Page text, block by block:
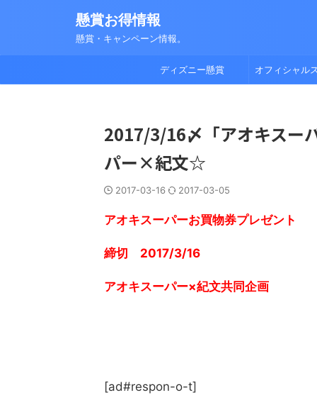
懸賞お得情報
懸賞・キャンペーン情報。
ディズニー懸賞 オフィシャル
2017/3/16〆「アオキスー
パー×紀文☆
2017-03-16 2017-03-05
アオキスーパーお買物券プレゼント
締切 2017/3/16
アオキスーパー×紀文共同企画
[ad#respon-o-t]